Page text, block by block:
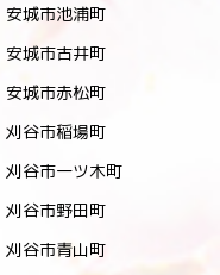
安城市池浦町
安城市古井町
安城市赤松町
刈谷市稲場町
刈谷市一ツ木町
刈谷市野田町
刈谷市青山町